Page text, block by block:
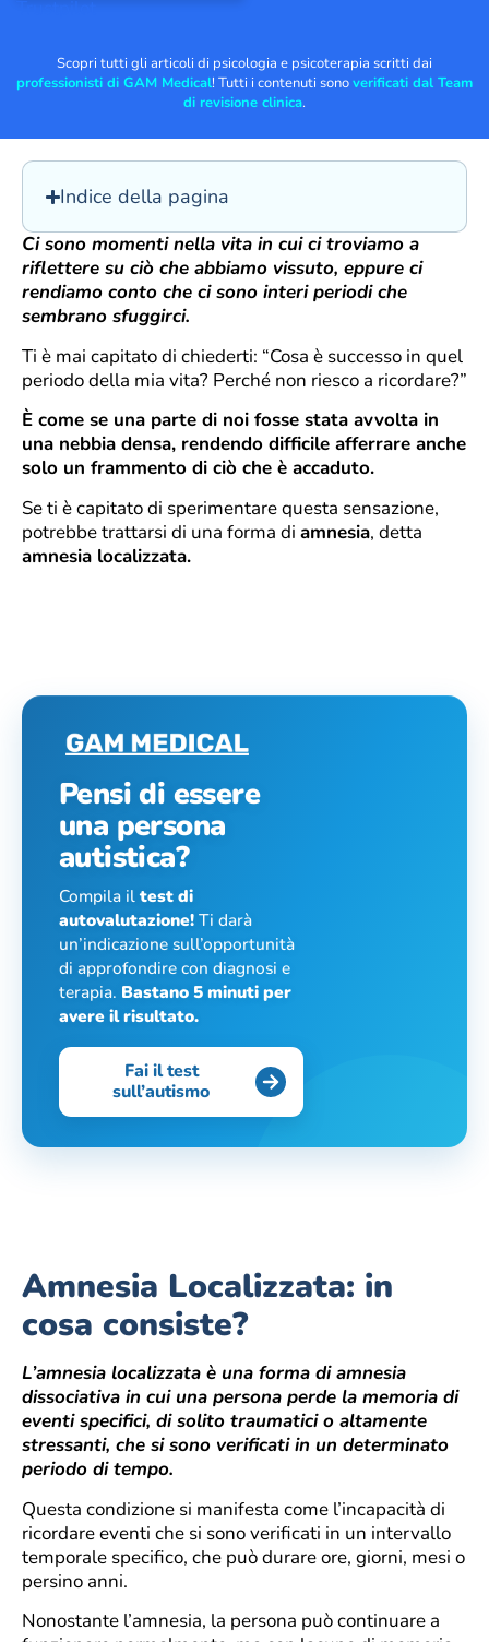
Trustpilot
Scopri tutti gli articoli di psicologia e psicoterapia scritti dai
professionisti di GAM Medical! Tutti i contenuti sonoverificati dal Team
di revisione clinica.
Indice della pagina
Ci sono momenti nella vita in cui ci troviamo a
riflettere su ciò che abbiamo vissuto, eppure ci
rendiamo conto che ci sono interi periodi che
sembrano sfuggirci.
Ti è mai capitato di chiederti: “Cosa è successo in quel
periodo della mia vita? Perché non riesco a ricordare?”
È come se una parte di noi fosse stata avvolta in
una nebbia densa, rendendo difficile afferrare anche
solo un frammento di ciò che è accaduto.
Se ti è capitato di sperimentare questa sensazione,
potrebbe trattarsi di una forma di amnesia, detta
amnesia localizzata.
Pensi di essere
una persona
autistica?
Compila iltest di
autovalutazione!Ti darà
un’indicazione sull’opportunità
di approfondire con diagnosi e
terapia. Bastano 5 minuti per
avere il risultato.
Fai il test
sull’autismo
Amnesia Localizzata: in
cosa consiste?
L’amnesia localizzata è una forma di amnesia
dissociativa in cui una persona perde la memoria di
eventi specifici, di solito traumatici o altamente
stressanti, che si sono verificati in un determinato
periodo di tempo.
Questa condizione si manifesta come l’incapacità di
ricordare eventi che si sono verificati in un intervallo
temporale specifico, che può durare ore, giorni, mesi o
persino anni.
Nonostante l’amnesia, la persona può continuare a